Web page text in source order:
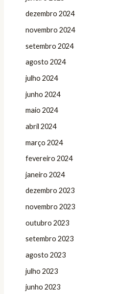
dezembro 2024
novembro 2024
setembro 2024
agosto 2024
julho 2024
junho 2024
maio 2024
abril 2024
março 2024
fevereiro 2024
janeiro 2024
dezembro 2023
novembro 2023
outubro 2023
setembro 2023
agosto 2023
julho 2023
junho 2023